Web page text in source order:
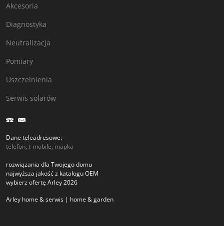
Akcesoria
Diagnostyka
Neutralizacja
Pomiary
Uszczelnienia
Serwis solarów
Dane teleadresowe:
telefon, t-mobile, mapka
rozwiązania dla Twojego domu
najwyższa jakość z katalogu OEM
wybierz ofertę Arley 2026
Arley home & serwis | home & garden